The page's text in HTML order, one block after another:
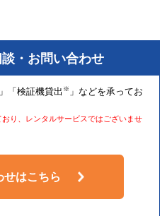
・お問い合わせ
「検証機貸出 ※ 」などを承ってお
り、レンタルサービスではございませ
せはこちら